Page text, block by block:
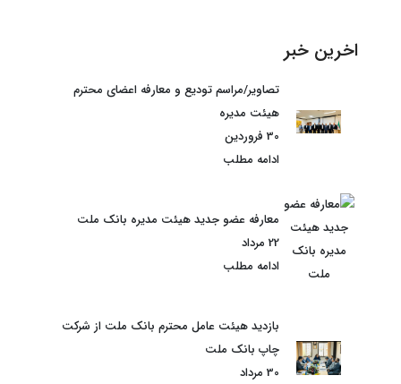
اخرین خبر
تصاویر/مراسم توديع و معارفه اعضای محترم
هيئت مديره
30 فروردین
ادامه مطلب
معارفه عضو جدید هیئت مدیره بانک ملت
22 مرداد
ادامه مطلب
بازدید هیئت عامل محترم بانک ملت از شرکت
چاپ بانک ملت
30 مرداد